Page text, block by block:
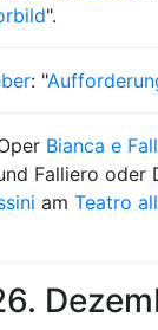
".
: "
Bianca e
Falliero oder
am Teatro